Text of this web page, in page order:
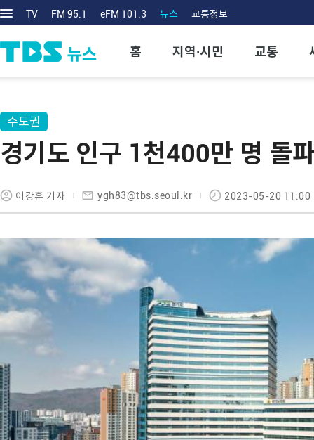
TV FM 95.1 eFM 101.3 뉴스 교통정보
홈 지역·시민 교통
수도권
경기도 인구 1천400만 명 돌
이강훈 기자 ygh83@tbs.seoul.kr 2023-05-20 11:00